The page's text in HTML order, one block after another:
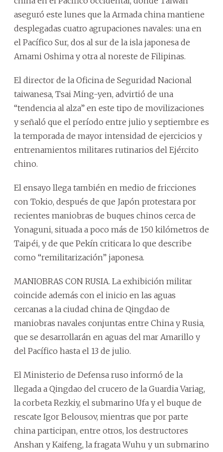
aseguró este lunes que la Armada china mantiene
desplegadas cuatro agrupaciones navales: una en
el Pacífico Sur, dos al sur de la isla japonesa de
Amami Oshima y otra al noreste de Filipinas.
El director de la Oficina de Seguridad Nacional
taiwanesa, Tsai Ming-yen, advirtió de una
“tendencia al alza” en este tipo de movilizaciones
y señaló que el período entre julio y septiembre es
la temporada de mayor intensidad de ejercicios y
entrenamientos militares rutinarios del Ejército
chino.
El ensayo llega también en medio de fricciones
con Tokio, después de que Japón protestara por
recientes maniobras de buques chinos cerca de
Yonaguni, situada a poco más de 150 kilómetros de
Taipéi, y de que Pekín criticara lo que describe
como “remilitarización” japonesa.
MANIOBRAS CON RUSIA. La exhibición militar
coincide además con el inicio en las aguas
cercanas a la ciudad china de Qingdao de
maniobras navales conjuntas entre China y Rusia,
que se desarrollarán en aguas del mar Amarillo y
del Pacífico hasta el 13 de julio.
El Ministerio de Defensa ruso informó de la
llegada a Qingdao del crucero de la Guardia Variag,
la corbeta Rezkiy, el submarino Ufa y el buque de
rescate Igor Belousov, mientras que por parte
china participan, entre otros, los destructores
Anshan y Kaifeng, la fragata Wuhu y un submarino